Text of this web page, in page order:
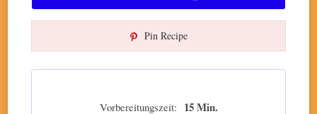
Pin Recipe
Vorbereitungszeit 15 Min.